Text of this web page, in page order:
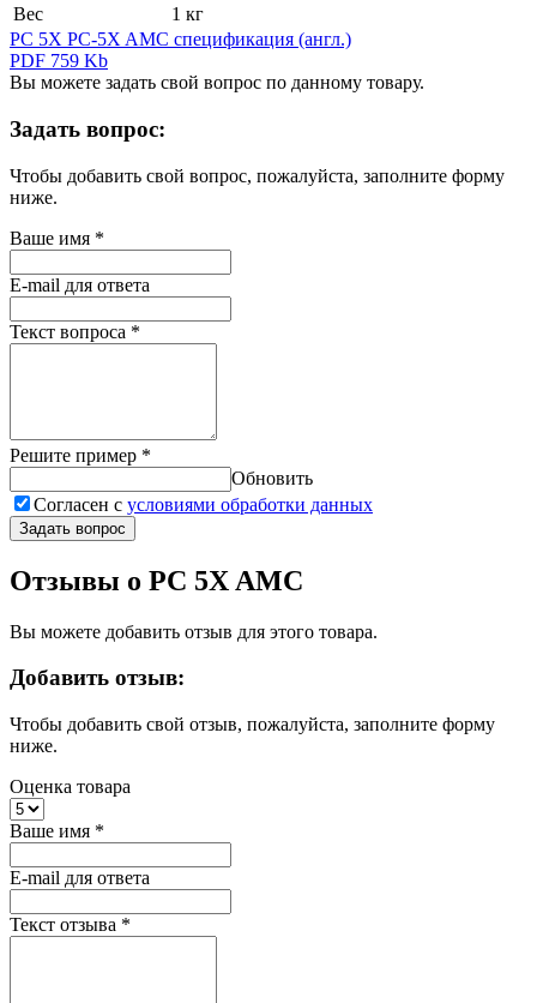
Вес
1 кг
PC 5X PC-5X AMC спецификация (англ.)
PDF 759 Kb
Вы можете задать свой вопрос по данному товару.
Задать вопрос:
Чтобы добавить свой вопрос, пожалуйста, заполните форму
ниже.
Ваше имя *
E-mail для ответа
Текст вопроса *
Решите пример *
Обновить
Согласен с условиями обработки данных
Задать вопрос
Отзывы о PC 5X AMC
Вы можете добавить отзыв для этого товара.
Добавить отзыв:
Чтобы добавить свой отзыв, пожалуйста, заполните форму
ниже.
Оценка товара
Ваше имя *
E-mail для ответа
Текст отзыва *